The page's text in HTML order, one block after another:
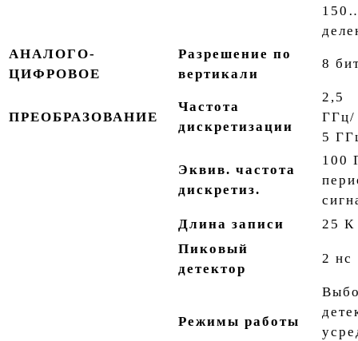
АНАЛОГО-
ЦИФРОВОЕ
Разрешение по
вертикали
8
ПРЕОБРАЗОВАНИЕ
Частота
дискретизации
2,5
ГГц/
5
Эквив. частота
дискретиз.
100
Длина записи
25 К
Пиковый
детектор
2 нс
Режимы работы